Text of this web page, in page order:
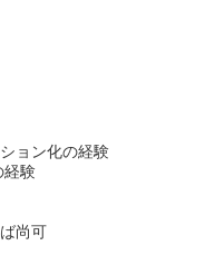
ョン化の経験
経験
尚可